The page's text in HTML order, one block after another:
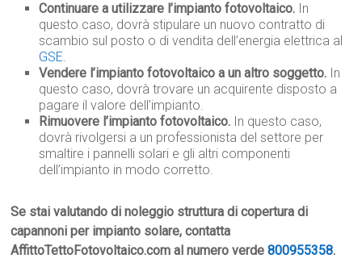
Continuare a utilizzare l’impianto fotovoltaico. In
questo caso, dovrà stipulare un nuovo contratto di
scambio sul posto o di vendita dell’energia elettrica al
GSE.
Vendere l’impianto fotovoltaico a un altro soggetto. In
questo caso, dovrà trovare un acquirente disposto a
pagare il valore dell’impianto.
Rimuovere l’impianto fotovoltaico. In questo caso,
dovrà rivolgersi a un professionista del settore per
smaltire i pannelli solari e gli altri componenti
dell’impianto in modo corretto.
Se stai valutando di noleggio struttura di copertura di
capannoni per impianto solare, contatta
AffittoTettoFotovoltaico.com al numero verde800955358.